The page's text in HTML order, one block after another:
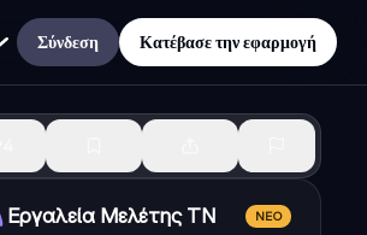
Σύνδεση Κατέβασε την εφαρμογή
Εργαλεία Μελέτης ΤΝ ΝΈΟ